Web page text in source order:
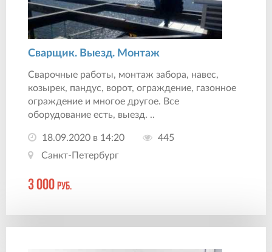
Сварщик. Выезд. Монтаж
Сварочные работы, монтаж забора, навес,
козырек, пандус, ворот, ограждение, газонное
ограждение и многое другое. Все
оборудование есть, выезд. ..
18.09.2020 в 14:20
445
Санкт-Петербург
3 000 руб.